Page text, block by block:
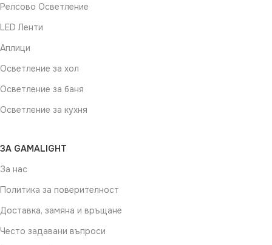
Релсово Осветление
LED Ленти
Аплици
Осветление за хол
Осветление за баня
Осветление за кухня
ЗА GAMALIGHT
За нас
Политика за поверителност
Доставка, замяна и връщане
Често задавани въпроси